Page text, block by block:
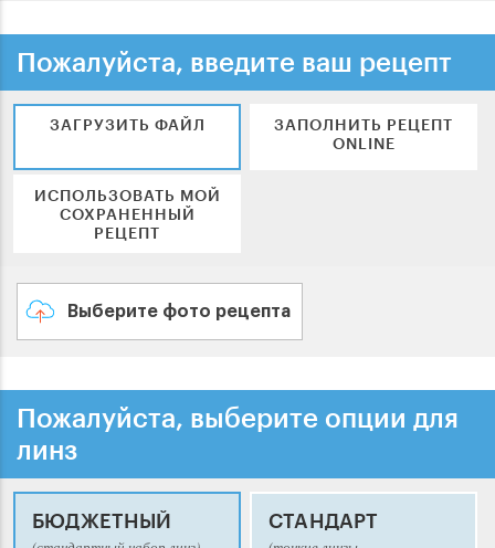
Пожалуйста, введите ваш рецепт
ЗАГРУЗИТЬ ФАЙЛ
ЗАПОЛНИТЬ РЕЦЕПТ
ONLINE
ИСПОЛЬЗОВАТЬ МОЙ
СОХРАНЕННЫЙ
РЕЦЕПТ
Выберите фото рецепта
Пожалуйста, выберите опции для
линз
БЮДЖЕТНЫЙ СТАНДАРТ